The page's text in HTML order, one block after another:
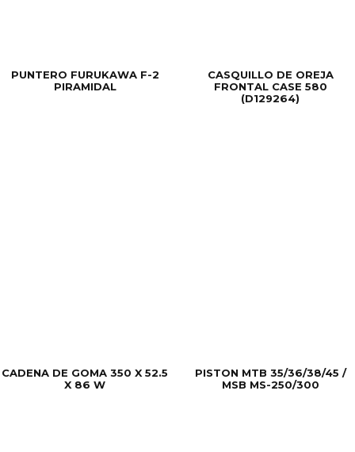
PUNTERO FURUKAWA F-2
PIRAMIDAL
CASQUILLO DE OREJA
FRONTAL CASE 580
(D129264)
CADENA DE GOMA 350 X 52.5
X 86 W
PISTON MTB 35/36/38/45 /
MSB MS-250/300